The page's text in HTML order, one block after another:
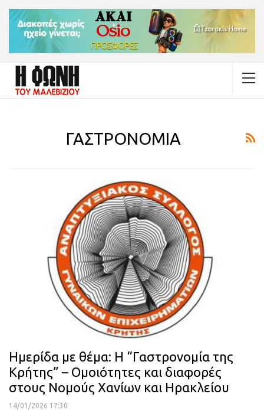
ΓΑΣΤΡΟΝΟΜΙΑ
Ημερίδα με θέμα: Η “Γαστρονομία της
Κρήτης” – Ομοιότητες και διαφορές
στους Νομούς Χανίων και Ηρακλείου
14/01/2026 17:30